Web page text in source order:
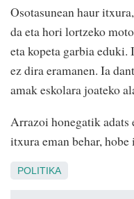
Osotasunean haur
da eta hori lortzeko
eta kopeta garbia
ez dira eramanen. Ia
amak eskolara joateko
Arrazoi honegatik adats
itxura eman behar,
POLITIKA